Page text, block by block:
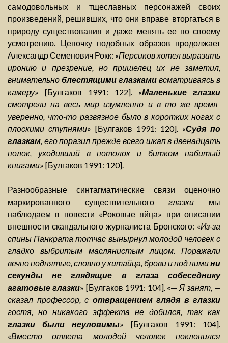
самодовольных и тщеславных персонажей своих
произведений, решивших, что они вправе вторгаться в
природу существования и даже менять ее по своему
усмотрению. Цепочку подобных образов продолжает
Александр Семенович Рокк: «Персиков хотел выразить
иронию и презрение, но пришелец их не заметил,
внимательно блестящими глазками всматриваясь в
камеру» [Булгаков 1991: 122]. «Маленькие глазки
смотрели на весь мир изумленно и в то же время
уверенно, что-то развязное было в коротких ногах с
плоскими ступнями» [Булгаков 1991: 120]. «Судя по
глазкам, его поразил прежде всего шкап в двенадцать
полок, уходивший в потолок и битком набитый
книгами» [Булгаков 1991: 120].
Разнообразные синтагматические связи оценочно
маркированного существительногоглазки мы
наблюдаем в повести «Роковые яйца» при описании
внешности скандального журналиста Бронского: «Из-за
спины Панкрата тотчас вынырнул молодой человек с
гладко выбритым маслянистым лицом. Поражали
вечно поднятые, словно у китайца, брови и под нимини
секунды не глядящие в глаза собеседнику
агатовые глазки» [Булгаков 1991: 104]. «—Я занят, —
сказал профессор, с отвращением глядя в глазки
гостя, но никакого эффекта не добился, так как
глазки были неуловимы» [Булгаков 1991: 104].
«Вместо ответа молодой человек поклонился